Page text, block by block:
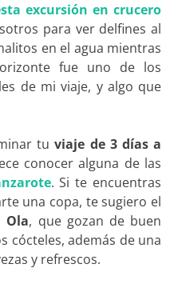
excursión en crucero
para ver delfines al
en el agua mientras
fue uno de los
de mi viaje, y algo que
tuviaje de 3 días a
conocer alguna de las
. Si te encuentras
una copa, te sugiero el
Ola, que gozan de buen
cócteles, además de una
y refrescos.